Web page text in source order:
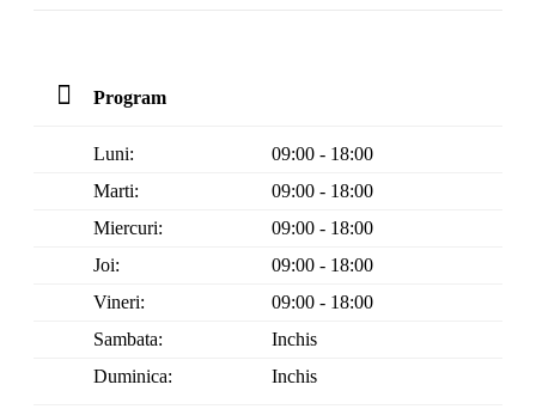
Program
Luni:
09:00 - 18:00
Marti:
09:00 - 18:00
Miercuri:
09:00 - 18:00
Joi:
09:00 - 18:00
Vineri:
09:00 - 18:00
Sambata:
Inchis
Duminica:
Inchis